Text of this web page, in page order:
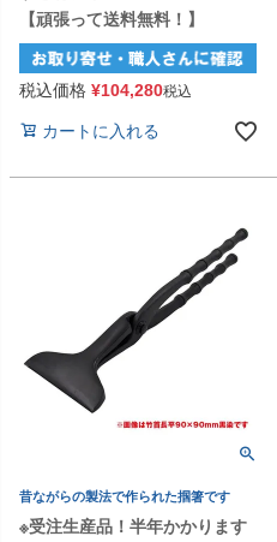
【頑張って送料無料！】
税込価格 ¥104,280税込
カートに入れる
昔ながらの製法で作られた掴箸です
※受注生産品！半年かかります